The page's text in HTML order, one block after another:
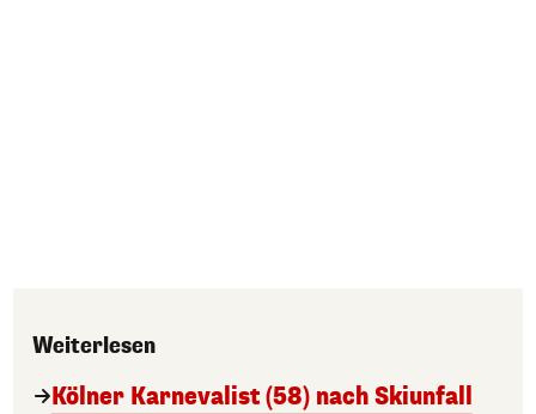
Weiterlesen
Kölner Karnevalist (58) nach Skiunfall